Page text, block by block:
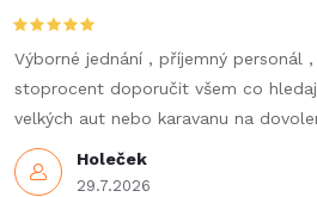
c
í
p
r
Holeček
29.7.2026
Výborné jednání , příjemný personál
stoprocent doporučit všem co
velkých aut nebo karavanu na